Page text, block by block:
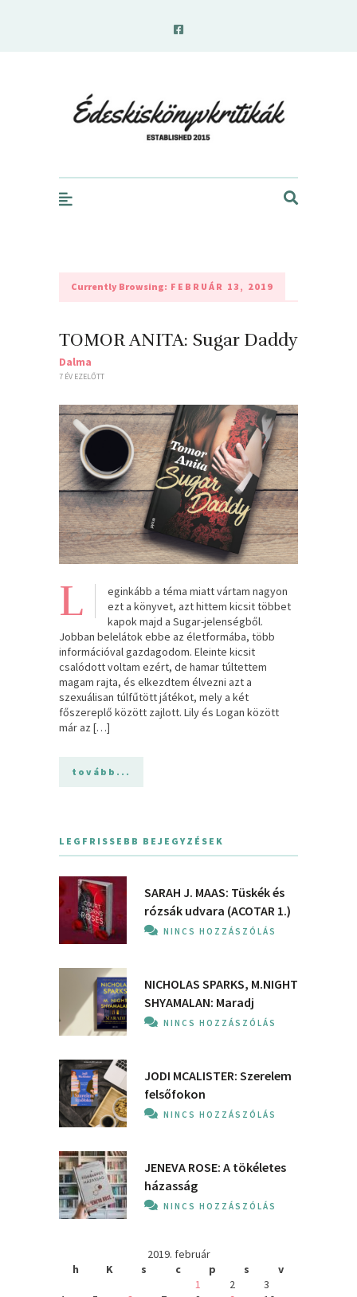
Currently Browsing: FEBRUÁR 13, 2019
TOMOR ANITA: Sugar ​Daddy
Dalma
7 ÉV EZELŐTT
L
eginkább a téma miatt vártam nagyon
ezt a könyvet, azt hittem kicsit többet
kapok majd a Sugar-jelenségből.
Jobban belelátok ebbe az életformába, több
információval gazdagodom. Eleinte kicsit
csalódott voltam ezért, de hamar túltettem
magam rajta, és elkezdtem élvezni azt a
szexuálisan túlfűtött játékot, mely a két
főszereplő között zajlott. Lily és Logan között
már az […]
tovább...
LEGFRISSEBB BEJEGYZÉSEK
SARAH J. MAAS: Tüskék és
rózsák udvara (ACOTAR 1.)
NINCS HOZZÁSZÓLÁS
NICHOLAS SPARKS, M.NIGHT
SHYAMALAN: Maradj
NINCS HOZZÁSZÓLÁS
JODI MCALISTER: Szerelem
felsőfokon
NINCS HOZZÁSZÓLÁS
JENEVA ROSE: A ​tökéletes
házasság
NINCS HOZZÁSZÓLÁS
2019. február
h
K s c p s
v
1
2
3